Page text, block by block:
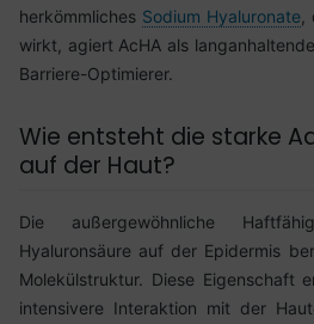
herkömmliches Sodium Hyaluronate,
wirkt, agiert AcHA als
Barriere-Optimierer.
Wie entsteht die starke
auf der Haut?
Die außergewöhnliche
Hyaluronsäure auf der Epidermis
Molekülstruktur. Diese Eigenschaft
intensivere Interaktion mit der